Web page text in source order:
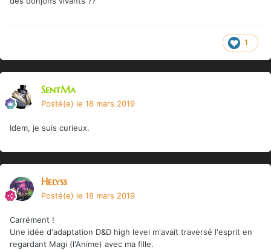
1
SentMa
Posté(e) le 18 mars 2019
Idem, je suis curieux.
Helyss
Posté(e) le 18 mars 2019
Carrément !
Une idée d'adaptation D&D high level m'avait traversé l'esprit en
regardant Magi (l'Anime) avec ma fille.